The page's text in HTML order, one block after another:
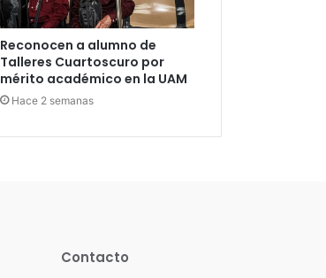
Reconocen a alumno de
Talleres Cuartoscuro por
mérito académico en la UAM
Hace 2 semanas
Contacto